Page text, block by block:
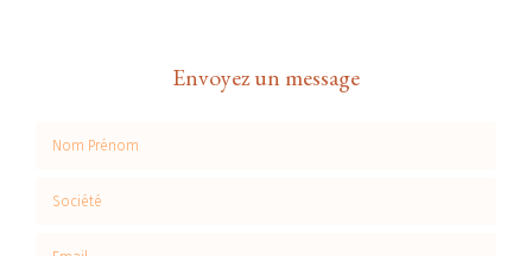
Envoyez un message